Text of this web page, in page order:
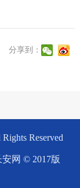
分享到：
Reserved
安网 © 2017版